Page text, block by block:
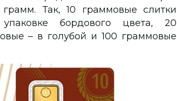
Так, 10 граммовые слитки
бордового цвета, 20
– в голубой и 100 граммовые